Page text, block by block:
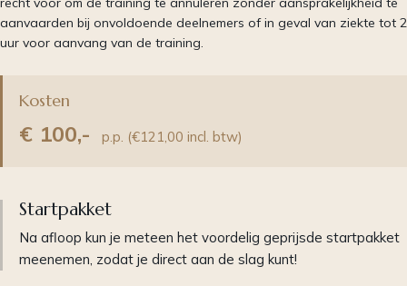
aanvaarden bij onvoldoende deelnemers of in geval van ziekte tot 2
uur voor aanvang van de training.
Kosten
€ 100,- p.p. (€121,00 incl. btw)
Startpakket
Na afloop kun je meteen het voordelig geprijsde startpakket
meenemen, zodat je direct aan de slag kunt!